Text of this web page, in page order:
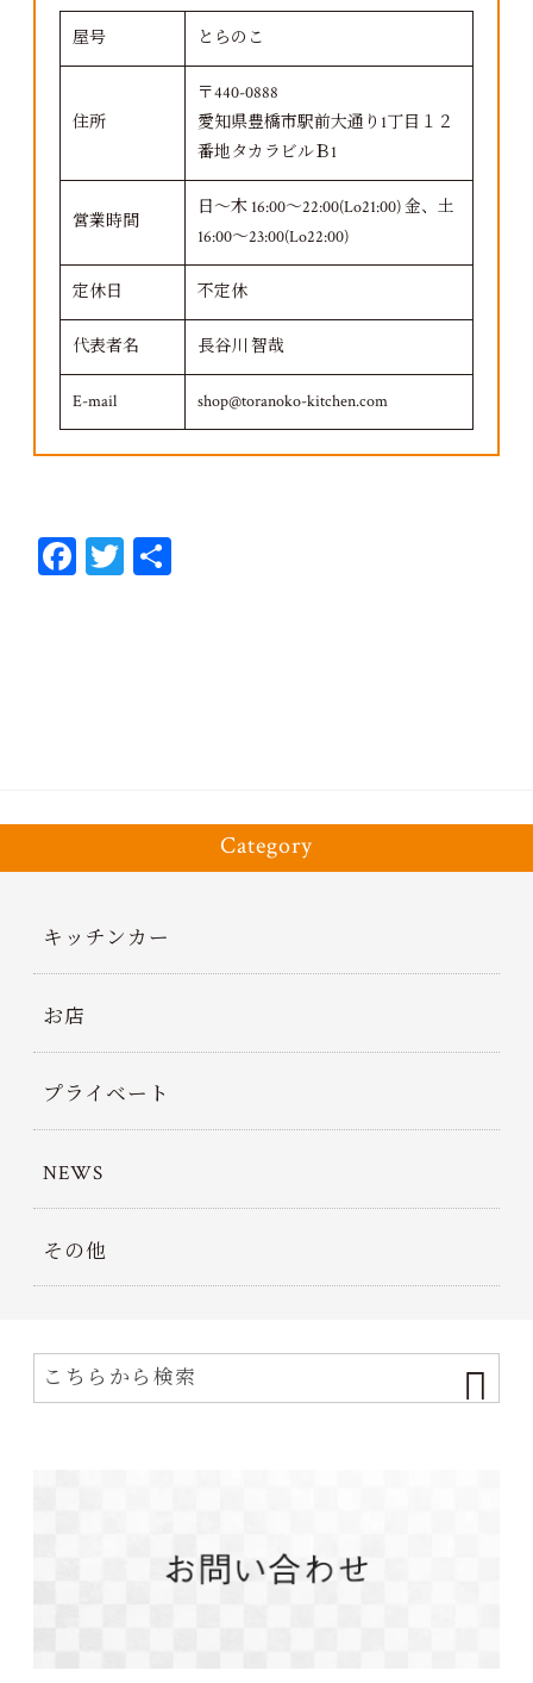
屋号 とらのこ
住所
〒440-0888
愛知県豊橋市駅前大通り1丁目１２
番地タカラビルＢ1
営業時間
日～木 16:00～22:00(Lo21:00) 金、土
16:00～23:00(Lo22:00)
定休日 不定休
代表者名 長谷川 智哉
E-mail shop@toranoko-kitchen.com
Fa T
Category
キッチンカー
お店
プライベート
NEWS
その他